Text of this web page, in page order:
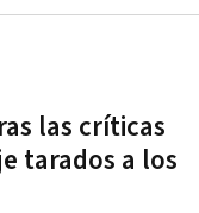
las críticas
tarados a los